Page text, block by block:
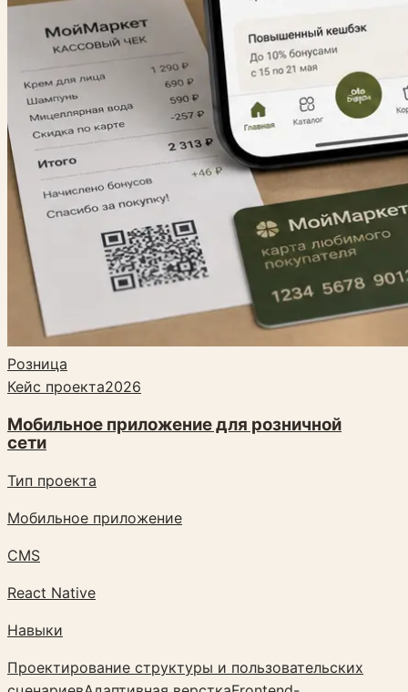
Розница
Кейс проекта2026
Мобильное приложение для розничной
сети
Тип проекта
Мобильное приложение
CMS
React Native
Навыки
Проектирование структуры и пользовательских